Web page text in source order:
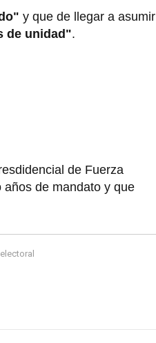
y que de llegar a asumir
de unidad".
de Fuerza
de mandato y que